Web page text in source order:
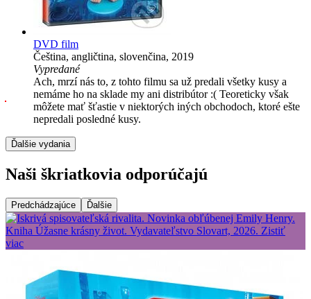
DVD film
Čeština, angličtina, slovenčina, 2019
Vypredané
Ach, mrzí nás to, z tohto filmu sa už predali všetky kusy a
nemáme ho na sklade my ani distribútor :( Teoreticky však
môžete mať šťastie v niektorých iných obchodoch, ktoré ešte
nepredali posledné kusy.
Ďalšie vydania
Naši škriatkovia odporúčajú
Predchádzajúce Ďalšie